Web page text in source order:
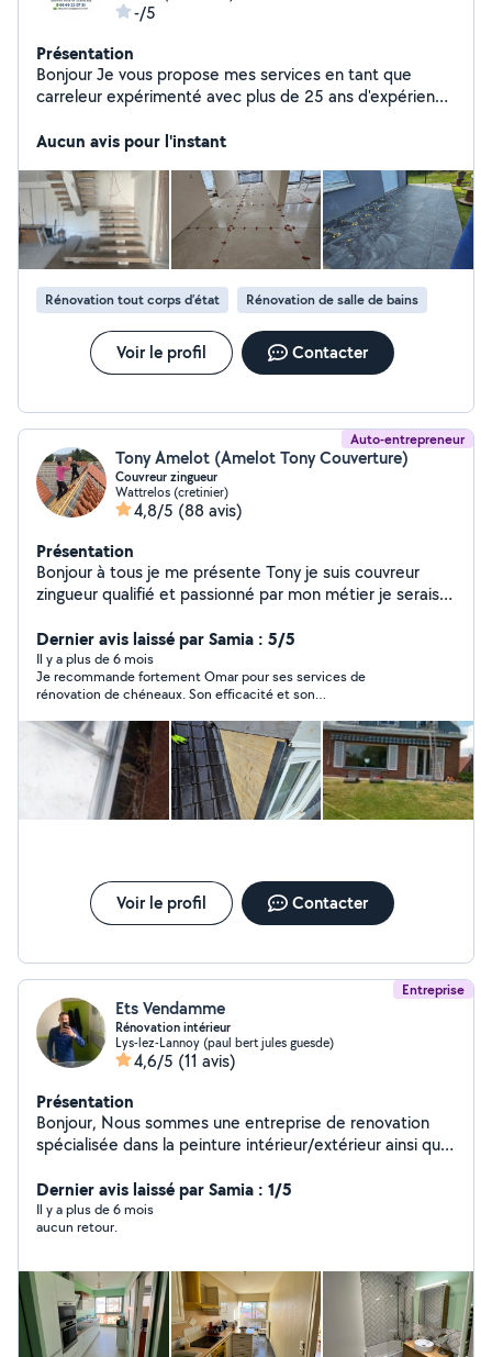
-/5
Présentation
Bonjour Je vous propose mes services en tant que
carreleur expérimenté avec plus de 25 ans d'expérience
Réalisation de terrasses. Pose toute type de carrelages
mur. Pose de parquet. Pose de plâtrerie, placo et
plaque de plâtre. Chantier en sous-traitance. Devis
gratuit
Aucun avis pour l'instant
Rénovation tout corps d’état Rénovation de salle de bains
Voir le profil Contacter
Auto-entrepreneur
Tony Amelot (Amelot Tony Couverture)
Couvreur zingueur
Wattrelos (cretinier)
4,8/5 (88 avis)
Présentation
Bonjour à tous je me présente Tony je suis couvreur
zingueur qualifié et passionné par mon métier je serais
réparations. Je travaille en auto entrepreneur et je
possède une société en parallèle quand j'ai besoin de
mains d'œuvre Merci à vous.
Dernier avis laissé par Samia : 5/5
Il y a plus de 6 mois
Je recommande fortement Omar pour ses services de
rénovation de chéneaux. Son efficacité et son
Voir le profil Contacter
Entreprise
Ets Vendamme
Rénovation intérieur
Lys-lez-Lannoy (paul bert jules guesde)
4,6/5 (11 avis)
Présentation
Bonjour, Nous sommes une entreprise de renovation
spécialisée dans la peinture intérieur/extérieur ainsi que
constater sur les photos, nous effectuons un travail
soigné et de qualité. Equipé de matériaux de qualité
professionnel, nous menons a bien nos chantiers.
conseils et informations complémentaire. Garantie
décennale DEVIS GRATUIT Zone d'intervention : Nord &
Pas de Calais Cordialement Service Plus Mr Vendamme
Dernier avis laissé par Samia : 1/5
Il y a plus de 6 mois
aucun retour.